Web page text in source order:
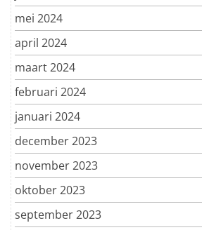
mei 2024
april 2024
maart 2024
februari 2024
januari 2024
december 2023
november 2023
oktober 2023
september 2023